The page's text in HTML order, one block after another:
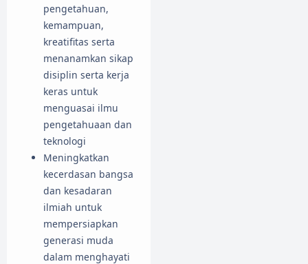
pengetahuan,
kemampuan,
kreatifitas serta
menanamkan sikap
disiplin serta kerja
keras untuk
menguasai ilmu
pengetahuaan dan
teknologi
Meningkatkan
kecerdasan bangsa
dan kesadaran
ilmiah untuk
mempersiapkan
generasi muda
dalam menghayati